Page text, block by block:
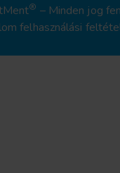
® – Minden jog
felhasználási